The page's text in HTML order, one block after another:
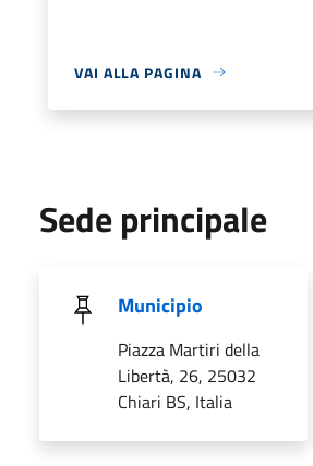
VAI ALLA PAGINA
Sede principale
Municipio
Piazza Martiri della
Libertà, 26, 25032
Chiari BS, Italia